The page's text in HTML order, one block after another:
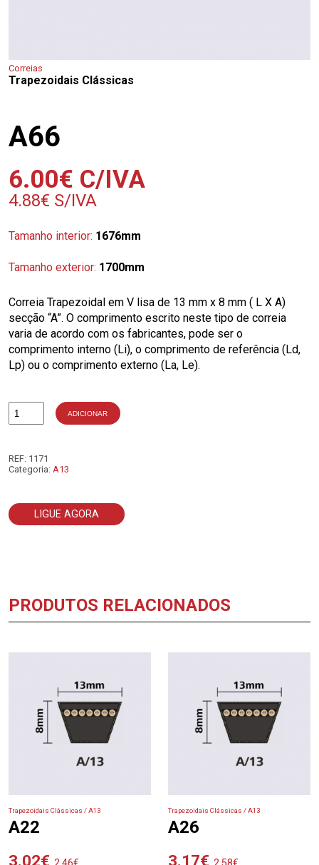
Correias
Trapezoidais Clássicas
A66
6.00€ C/IVA
4.88€ S/IVA
Tamanho interior: 1676mm
Tamanho exterior: 1700mm
Correia Trapezoidal em V lisa de 13 mm x 8 mm ( L X A)
secção “A”. O comprimento escrito neste tipo de correia
varia de acordo com os fabricantes, pode ser o
comprimento interno (Li), o comprimento de referência (Ld,
Lp) ou o comprimento externo (La, Le).
Quantidade
ADICIONAR
REF: 1171
Categoria: A13
LIGUE AGORA
PRODUTOS RELACIONADOS
Trapezoidais Clássicas / A13
A22
3.02€
Trapezoidais Clássicas / A13
A26
3.17€